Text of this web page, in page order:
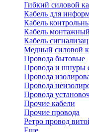
Гибкий силовой
Кабель для
Кабель
Кабель монтажный
Кабель
Медный силовой
Провода бытовые
Провода и шнуры
Провода
Провода
Провода
Прочие кабели
Прочие провода
Ретро провод
Еще